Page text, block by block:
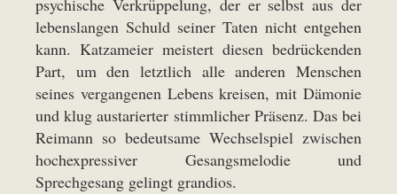
psychische Verkrüppelung, der er selbst aus der
lebenslangen Schuld seiner Taten nicht entgehen
kann. Katzameier meistert diesen bedrückenden
Part, um den letztlich alle anderen Menschen
seines vergangenen Lebens kreisen, mit Dämonie
und klug austarierter stimmlicher Präsenz. Das bei
Reimann so bedeutsame Wechselspiel zwischen
hochexpressiver Gesangsmelodie und
Sprechgesang gelingt grandios.